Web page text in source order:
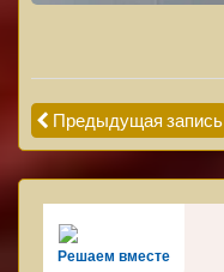
Предыдущая запись
Решаем вместе